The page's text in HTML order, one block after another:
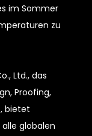
im Sommer
zu
Ltd., das
Proofing,
bietet
globalen